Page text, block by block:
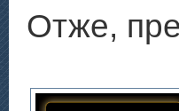
Отже,